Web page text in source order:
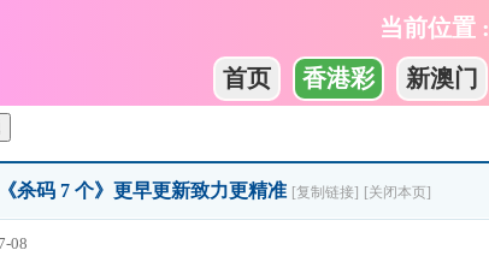
当前位置 :
首页 香港彩 新澳门
杀码 7 个》更早更新致力更精准 [复制链接] [关闭本页]
08